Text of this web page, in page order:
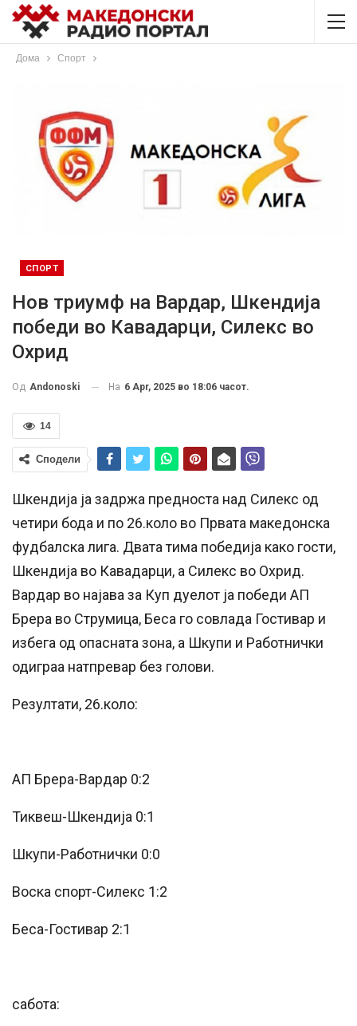
Дома Спорт
СПОРТ
Нов триумф на Вардар, Шкендија
победи во Кавадарци, Силекс во
Охрид
Од Andonoski На 6 Apr, 2025 во 18:06 часот.
14
Сподели
Шкендија ја задржа предноста над Силекс од
четири бода и по 26.коло во Првата македонска
фудбалска лига. Двата тима победија како гости,
Шкендија во Кавадарци, а Силекс во Охрид.
Вардар во најава за Куп дуелот ја победи АП
Брера во Струмица, Беса го совлада Гостивар и
избега од опасната зона, а Шкупи и Работнички
одиграа натпревар без голови.
Резултати, 26.коло:
АП Брера-Вардар 0:2
Тиквеш-Шкендија 0:1
Шкупи-Работнички 0:0
Воска спорт-Силекс 1:2
Беса-Гостивар 2:1
сабота: